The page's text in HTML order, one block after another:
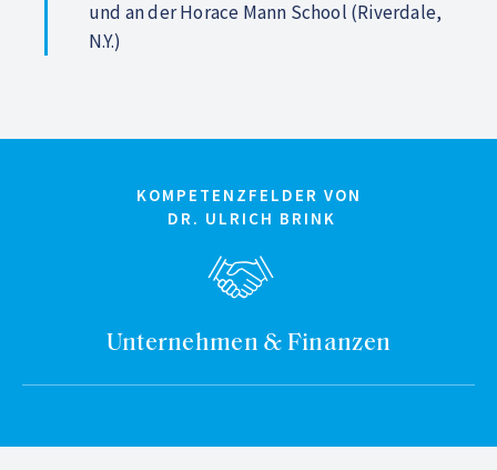
und an der Horace Mann School (Riverdale,
N.Y.)
KOMPETENZFELDER VON
DR. ULRICH BRINK
Unternehmen & Finanzen